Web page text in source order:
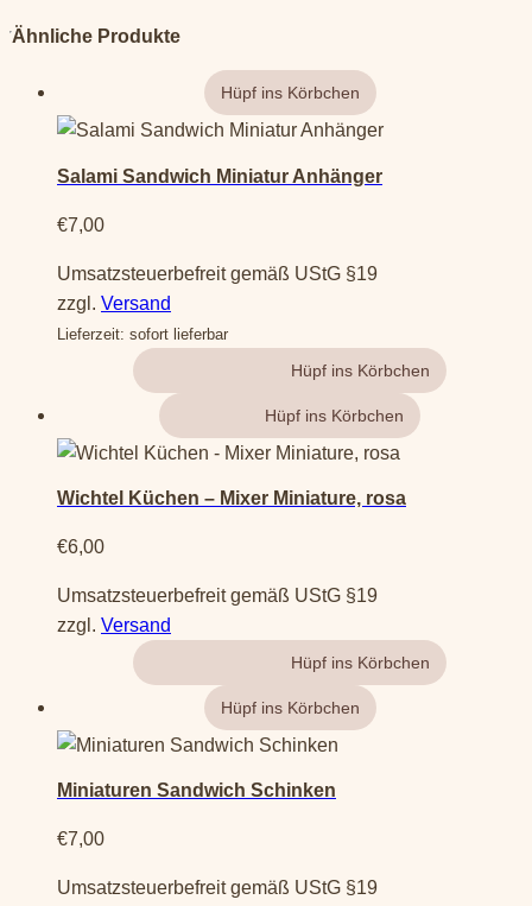
Ähnliche Produkte
Salami Sandwich Miniatur Anhänger
€7,00
Umsatzsteuerbefreit gemäß UStG §19
zzgl. Versand
Lieferzeit: sofort lieferbar
Wichtel Küchen – Mixer Miniature, rosa
€6,00
Umsatzsteuerbefreit gemäß UStG §19
zzgl. Versand
Miniaturen Sandwich Schinken
€7,00
Umsatzsteuerbefreit gemäß UStG §19